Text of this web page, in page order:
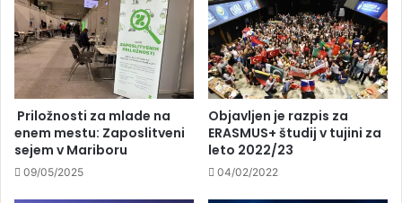
Priložnosti za mlade na
enem mestu: Zaposlitveni
sejem v Mariboru
09/05/2025
Objavljen je razpis za
ERASMUS+ študij v tujini za
leto 2022/23
04/02/2022